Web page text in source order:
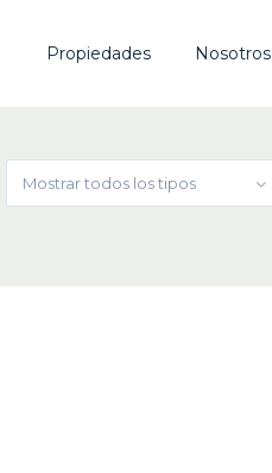
Propiedades Nosotros
Mostrar todos los tipos